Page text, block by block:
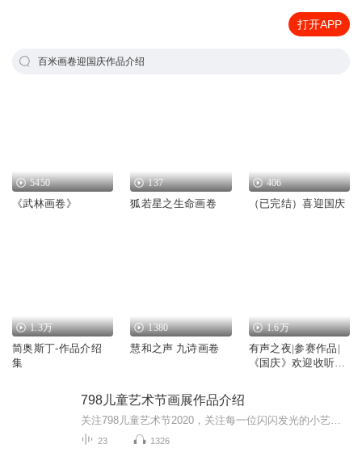
打开APP
百米画卷迎国庆作品介绍
5450
《武林画卷》
137
狐若星之生命画卷
406
（已完结）喜迎国庆
1.3万
简奥斯丁-作品介绍
集
1380
慧和之声 九诗画卷
1.6万
有声之夜|参赛作品|
《国庆》欢迎收听、
798儿童艺术节画展作品介绍
23 1326